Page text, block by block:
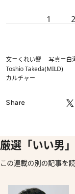
1 2
文＝くれい響 写真＝白
Toshio Takeda(MILD)
カルチャー
Share
厳選「いい男
この連載の別の記事を